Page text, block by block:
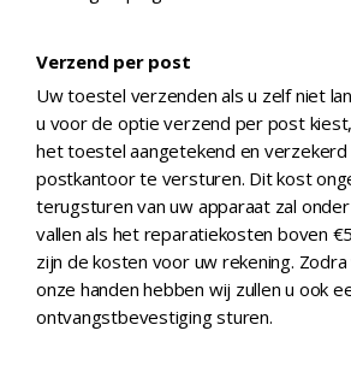
Verzend per post
Uw toestel verzenden als u zelf niet
u voor de optie verzend per post
het toestel aangetekend en verzekerd
postkantoor te versturen. Dit kost
terugsturen van uw apparaat zal
vallen als het reparatiekosten boven
zijn de kosten voor uw rekening.
onze handen hebben wij zullen u ook
ontvangstbevestiging sturen.